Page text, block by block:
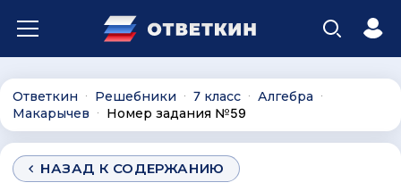
Ответкин ∙ Решебники ∙ 7 класс ∙ Алгебра ∙
Макарычев ∙ Номер задания №59
НАЗАД К СОДЕРЖАНИЮ